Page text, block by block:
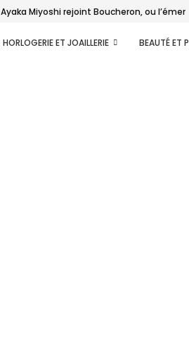
Ayaka Miyoshi rejoint Boucheron, ou
HORLOGERIE ET JOAILLERIE BEAUTÉ ET